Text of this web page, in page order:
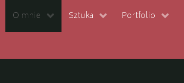
O mnie Sztuka Portfolio